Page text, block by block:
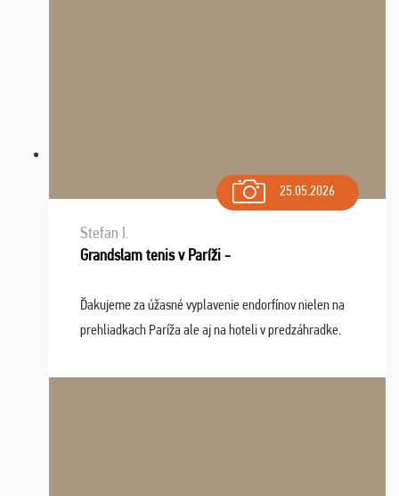
25.05.2026
Stefan I.
Grandslam tenis v Paríži -
Ďakujeme za úžasné vyplavenie endorfínov nielen na
prehliadkach Paríža ale aj na hoteli v predzáhradke.
spomínať a zväžujeme repete budúci rok : ...